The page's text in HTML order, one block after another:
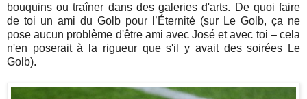
bouquins ou traîner dans des galeries d'arts. De quoi faire
de toi un ami du Golb pour l’Éternité (sur Le Golb, ça ne
pose aucun problème d'être ami avec José et avec toi – cela
n'en poserait à la rigueur que s'il y avait des soirées Le
Golb).